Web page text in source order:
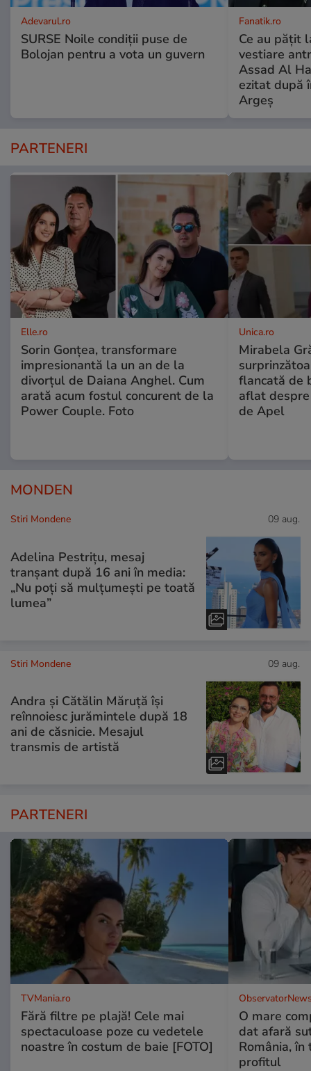
Adevarul.ro
SURSE Noile condiții puse de
Bolojan pentru a vota un guvern
Fanatik.ro
Ce au pățit
vestiare
Assad Al
ezitat după
Argeș
PARTENERI
Elle.ro
Sorin Gonțea, transformare
impresionantă la un an de la
divorțul de Daiana Anghel. Cum
arată acum fostul concurent de la
Power Couple. Foto
Unica.ro
Mirabela
flancată de
aflat
de Apel
MONDEN
Stiri Mondene 09 aug.
Adelina Pestrițu, mesaj
tranșant după 16 ani în media:
„Nu poți să mulțumești pe toată
lumea”
Stiri Mondene 09 aug.
Andra și Cătălin Măruță își
reînnoiesc jurămintele după 18
ani de căsnicie. Mesajul
transmis de artistă
PARTENERI
TVMania.ro
Fără filtre pe plajă! Cele mai
spectaculoase poze cu vedetele
noastre în costum de baie [FOTO]
O mare
dat afară
România,
profitul